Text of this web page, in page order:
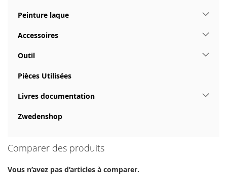
Peinture laque
Accessoires
Outil
Pièces Utilisées
Livres documentation
Zwedenshop
Comparer des produits
Vous n’avez pas d’articles à comparer.